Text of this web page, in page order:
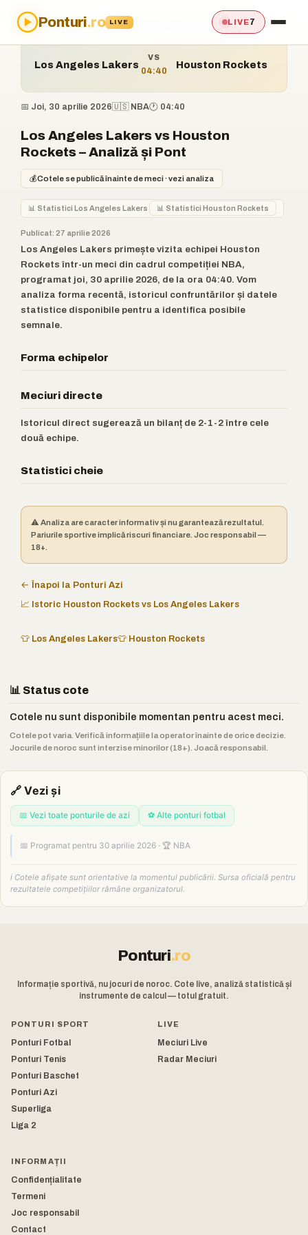
Ponturi.ro LIVE LIVE7
Acasă›Ponturi›Los Angeles Lakers vs Houston Rockets
Los Angeles Lakers
VS
04:40
Houston Rockets
📅 Joi, 30 aprilie 2026🇺🇸 NBA🕐 04:40
Los Angeles Lakers vs Houston
Rockets – Analiză și Pont
💰Cotele se publică înainte de meci · vezi analiza
📊 Statistici Los Angeles Lakers 📊 Statistici Houston Rockets
Publicat: 27 aprilie 2026
Los Angeles Lakers primește vizita echipei Houston
Rockets într-un meci din cadrul competiției NBA,
programat joi, 30 aprilie 2026, de la ora 04:40. Vom
analiza forma recentă, istoricul confruntărilor și datele
statistice disponibile pentru a identifica posibile
semnale.
Forma echipelor
Meciuri directe
Istoricul direct sugerează un bilanț de 2-1-2 între cele
două echipe.
Statistici cheie
⚠️ Analiza are caracter informativ și nu garantează rezultatul.
Pariurile sportive implică riscuri financiare. Joc responsabil —
18+.
← Înapoi la Ponturi Azi
📈 Istoric Houston Rockets vs Los Angeles Lakers
👕 Los Angeles Lakers👕 Houston Rockets
📊 Status cote
Cotele nu sunt disponibile momentan pentru acest meci.
Cotele pot varia. Verifică informațiile la operator înainte de orice decizie.
Jocurile de noroc sunt interzise minorilor (18+). Joacă responsabil.
🔗 Vezi și
📅 Vezi toate ponturile de azi ⚽ Alte ponturi fotbal
📅 Programat pentru 30 aprilie 2026 · 🏆 NBA
ℹ️ Cotele afișate sunt orientative la momentul publicării. Sursa oficială pentru
rezultatele competițiilor rămâne organizatorul.
Ponturi.ro
Informație sportivă, nu jocuri de noroc. Cote live, analiză statistică și
instrumente de calcul — totul gratuit.
PONTURI SPORT
Ponturi Fotbal
Ponturi Tenis
Ponturi Baschet
Ponturi Azi
Superliga
Liga 2
LIVE
Meciuri Live
Radar Meciuri
INFORMAȚII
Confidențialitate
Termeni
Joc responsabil
Contact